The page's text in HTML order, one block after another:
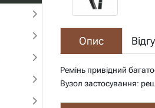
Опис
Ремінь привідний
Вузол застосування: